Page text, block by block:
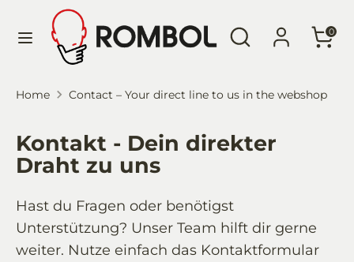
Search
Search
our
0
Language
English
our
Home Contact – Your direct line to us in the webshop
Kontakt - Dein direkter
Draht zu uns
Hast du Fragen oder benötigst
Unterstützung? Unser Team hilft dir gerne
weiter. Nutze einfach das Kontaktformular